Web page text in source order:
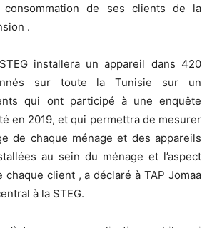
consommation de ses clients de la
.
installera un appareil dans 420
sur toute la Tunisie sur un
qui ont participé à une enquête
en 2019, et qui permettra de mesurer
de chaque ménage et des appareils
au sein du ménage et l’aspect
client , a déclaré à TAP Jomaa
à la STEG.